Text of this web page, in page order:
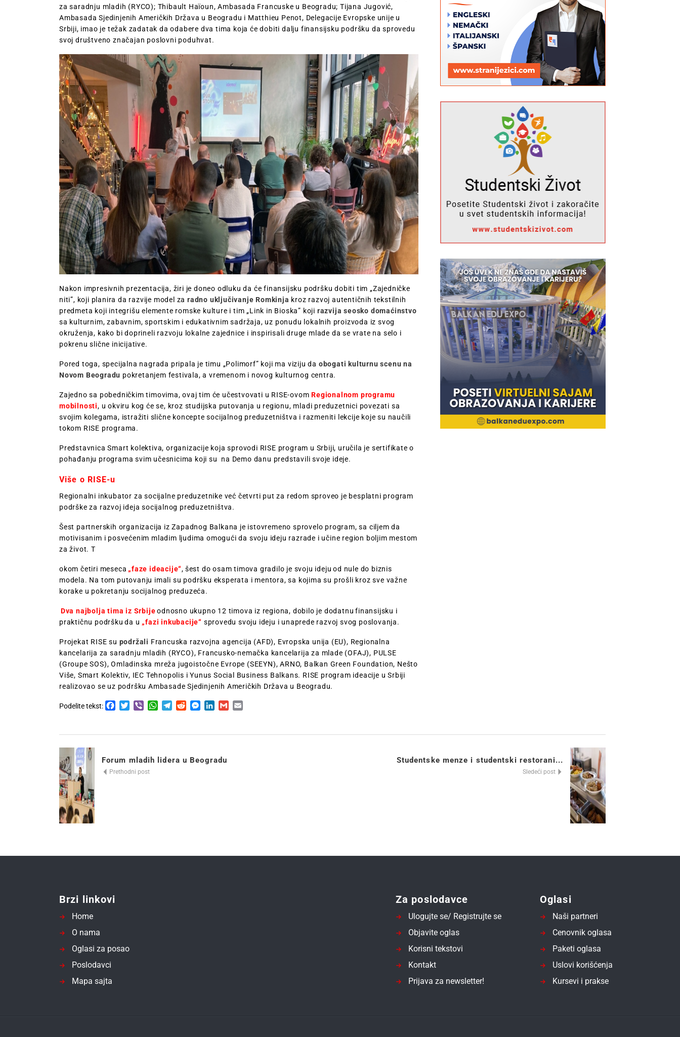
za saradnju mladih (RYCO); Thibault Haïoun, Ambasada Francuske u Beogradu; Tijana Jugović,
Ambasada Sjedinjenih Američkih Država u Beogradu i Matthieu Penot, Delegacije Evropske unije u
Srbiji, imao je težak zadatak da odabere dva tima koja će dobiti dalju finansijsku podršku da sprovedu
svoj društveno značajan poslovni poduhvat.
Nakon impresivnih prezentacija, žiri je doneo odluku da će finansijsku podršku dobiti tim „Zajedničke
niti”, koji planira da razvije model zaradno uključivanje Romkinja kroz razvoj autentičnih tekstilnih
predmeta koji integrišu elemente romske kulture i tim „Link in Bioska” koji razvija seosko domaćinstvo
sa kulturnim, zabavnim, sportskim i edukativnim sadržaja, uz ponudu lokalnih proizvoda iz svog
okruženja, kako bi doprineli razvoju lokalne zajednice i inspirisali druge mlade da se vrate na selo i
pokrenu slične inicijative.
Pored toga, specijalna nagrada pripala je timu „Polimorf” koji ma viziju da obogati kulturnu scenu na
Novom Beogradu pokretanjem festivala, a vremenom i novog kulturnog centra.
Zajedno sa pobedničkim timovima, ovaj tim će učestvovati u RISE-ovomRegionalnom programu
mobilnosti, u okviru kog će se, kroz studijska putovanja u regionu, mladi preduzetnici povezati sa
svojim kolegama, istražiti slične koncepte socijalnog preduzetništva i razmeniti lekcije koje su naučili
tokom RISE programa.
Predstavnica Smart kolektiva, organizacije koja sprovodi RISE program u Srbiji, uručila je sertifikate o
pohađanju programa svim učesnicima koji su na Demo danu predstavili svoje ideje.
Više o RISE-u
Regionalni inkubator za socijalne preduzetnike već četvrti put za redom sproveo je besplatni program
podrške za razvoj ideja socijalnog preduzetništva.
Šest partnerskih organizacija iz Zapadnog Balkana je istovremeno sprovelo program, sa ciljem da
motivisanim i posvećenim mladim ljudima omogući da svoju ideju razrade i učine region boljim mestom
za život. T
okom četiri meseca „faze ideacije“, šest do osam timova gradilo je svoju ideju od nule do biznis
modela. Na tom putovanju imali su podršku eksperata i mentora, sa kojima su prošli kroz sve važne
korake u pokretanju socijalnog preduzeća.
Dva najbolja tima iz Srbijeodnosno ukupno 12 timova iz regiona, dobilo je dodatnu finansijsku i
praktičnu podršku da u „fazi inkubacije“ sprovedu svoju ideju i unaprede razvoj svog poslovanja.
Projekat RISE su podržali Francuska razvojna agencija (AFD), Evropska unija (EU), Regionalna
kancelarija za saradnju mladih (RYCO), Francusko-nemačka kancelarija za mlade (OFAJ), PULSE
(Groupe SOS), Omladinska mreža jugoistočne Evrope (SEEYN), ARNO, Balkan Green Foundation, Nešto
Više, Smart Kolektiv, IEC Tehnopolis i Yunus Social Business Balkans. RISE program ideacije u Srbiji
realizovao se uz podršku Ambasade Sjedinjenih Američkih Država u Beogradu.
Podelite tekst: Facebook
Twitter
Viber WhatsApp
TelegramRedditMessenger
LinkedIn
Gmail
Forum mladih lidera u Beogradu
Prethodni post
Studentske menze i studentski restorani...
Sledeći post
Brzi linkovi
Home
O nama
Oglasi za posao
Poslodavci
Mapa sajta
Za poslodavce
Ulogujte se/ Registrujte se
Objavite oglas
Korisni tekstovi
Kontakt
Prijava za newsletter!
Oglasi
Naši partneri
Cenovnik oglasa
Paketi oglasa
Uslovi korišćenja
Kursevi i prakse